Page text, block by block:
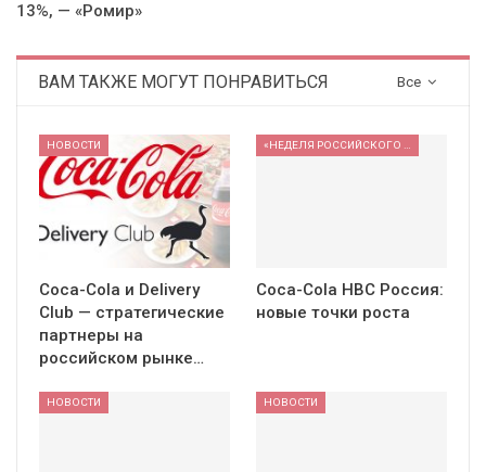
13%, — «Ромир»
Все
ВАМ ТАКЖЕ МОГУТ ПОНРАВИТЬСЯ
НОВОСТИ
Coca-Cola и Delivery
Club — стратегические
партнеры на
российском рынке…
Coca-Cola HBC Россия:
новые точки роста
НОВОСТИ НОВОСТИ